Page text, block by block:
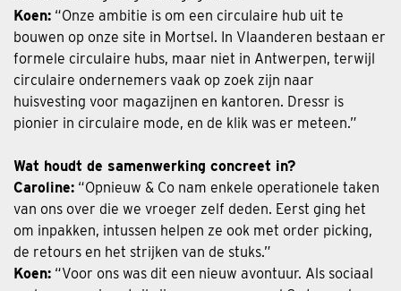
Koen: “Onze ambitie is om een circulaire hub uit te
bouwen op onze site in Mortsel. In Vlaanderen bestaan er
formele circulaire hubs, maar niet in Antwerpen, terwijl
circulaire ondernemers vaak op zoek zijn naar
huisvesting voor magazijnen en kantoren. Dressr is
pionier in circulaire mode, en de klik was er meteen.”
Wat houdt de samenwerking concreet in?
Caroline: “Opnieuw & Co nam enkele operationele taken
van ons over die we vroeger zelf deden. Eerst ging het
om inpakken, intussen helpen ze ook met order picking,
de retours en het strijken van de stuks.”
Koen: “Voor ons was dit een nieuw avontuur. Als sociaal